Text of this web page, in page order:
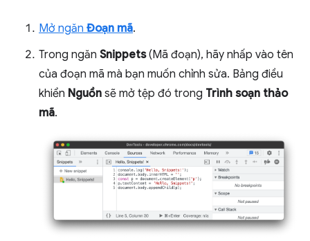
Mở ngăn Đoạn mã.
Trong ngăn Snippets(Mã đoạn), hãy nhấp vào tên
của đoạn mã mà bạn muốn chỉnh sửa. Bảng điều
khiển Nguồn sẽ mở tệp đó trong Trình soạn thảo
mã.